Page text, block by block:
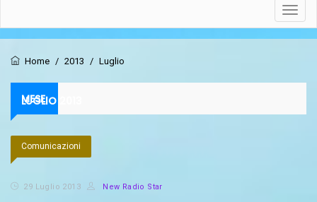
Home / 2013 / Luglio
MESE:
LUGLIO 2013
Comunicazioni
29 Luglio 2013 New Radio Star